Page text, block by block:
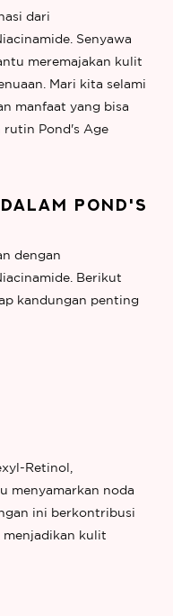
dari
Senyawa
meremajakan kulit
Mari kita selami
manfaat yang bisa
rutin Pond's Age
POND'S
dengan
Berikut
kandungan penting
Retinol,
menyamarkan noda
ini berkontribusi
menjadikan kulit